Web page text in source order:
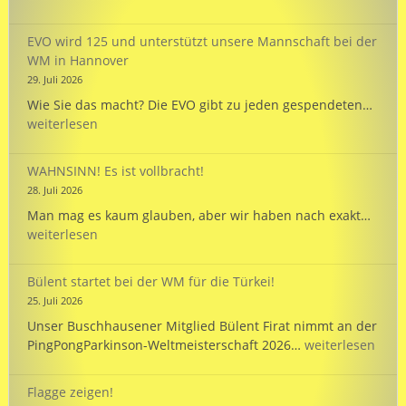
dem
PARKINSON’S
Passport
EVO wird 125 und unterstützt unsere Mannschaft bei der
WM in Hannover
29. Juli 2026
Wie Sie das macht? Die EVO gibt zu jeden gespendeten…
weiterlesen
WAHNSINN! Es ist vollbracht!
28. Juli 2026
Man mag es kaum glauben, aber wir haben nach exakt…
weiterlesen
Bülent startet bei der WM für die Türkei!
25. Juli 2026
Unser Buschhausener Mitglied Bülent Firat nimmt an der
PingPongParkinson-Weltmeisterschaft 2026… Bülent
weiterlesen
Flagge zeigen!